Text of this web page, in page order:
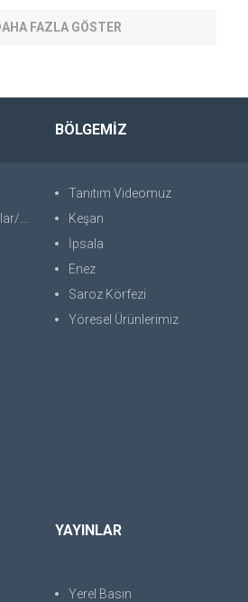
FAZLA GÖSTER
BÖLGEMİZ
Tanıtım Videomuz
Keşan
İpsala
Enez
Saroz Körfezi
Yöresel Ürünlerimiz
YAYINLAR
Yerel Basın